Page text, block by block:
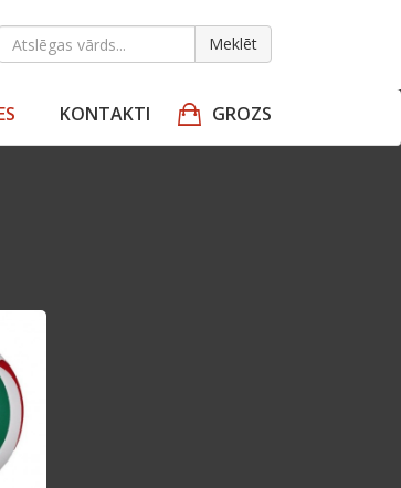
Meklēt
KONTAKTI GROZS